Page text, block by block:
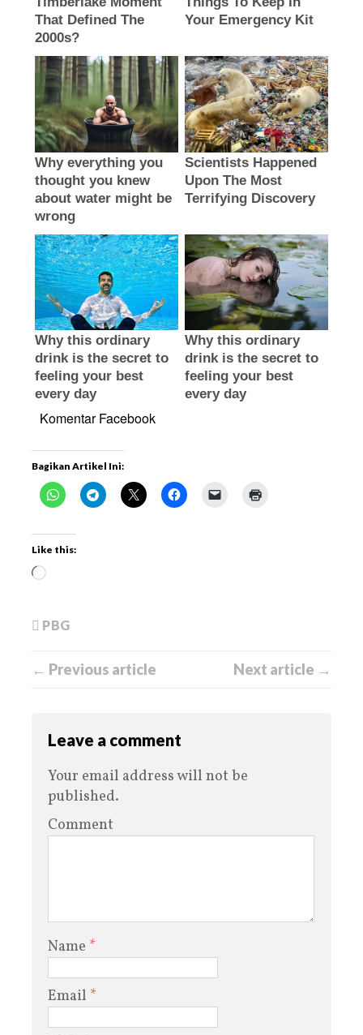
Komentar Facebook
Bagikan Artikel Ini:
Like this:
PBG
← Previous article Next article →
Leave a comment
Your email address will not be
published.
Comment
Name *
Email *